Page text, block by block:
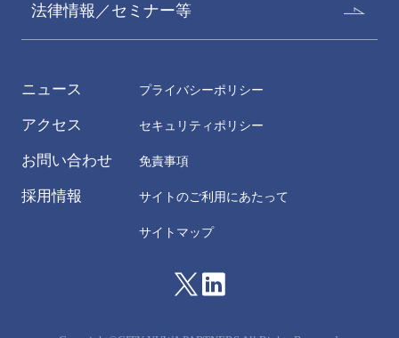
法律情報／セミナー等
ニュース
アクセス
お問い合わせ
採用情報
プライバシーポリシー
セキュリティポリシー
免責事項
サイトのご利用にあたって
サイトマップ